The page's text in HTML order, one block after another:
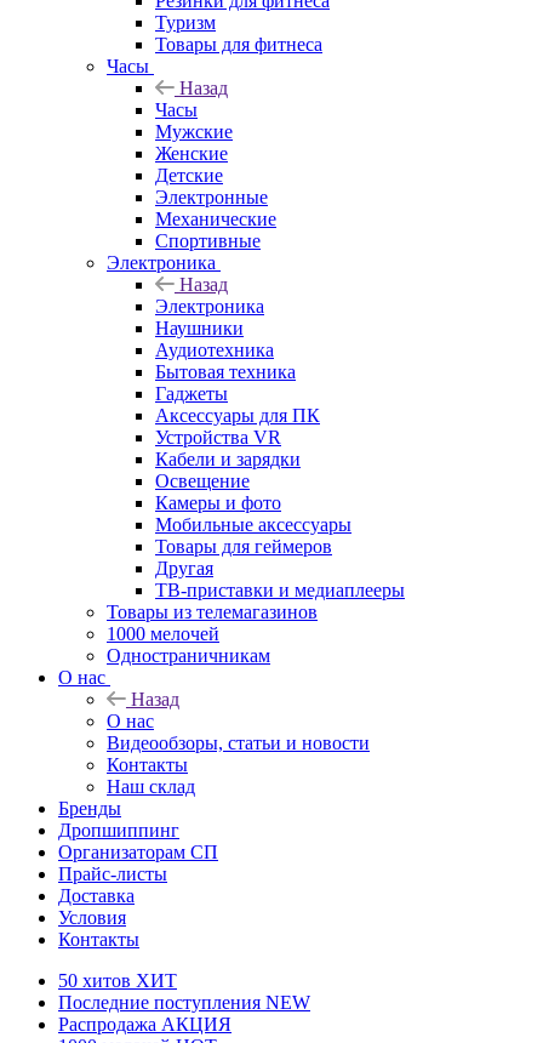
Туризм
Товары для фитнеса
Часы
Назад
Часы
Мужские
Женские
Детские
Электронные
Механические
Спортивные
Электроника
Назад
Электроника
Наушники
Аудиотехника
Бытовая техника
Гаджеты
Аксессуары для ПК
Устройства VR
Кабели и зарядки
Освещение
Камеры и фото
Мобильные аксессуары
Товары для геймеров
Другая
ТВ-приставки и медиаплееры
Товары из телемагазинов
1000 мелочей
Одностраничникам
О нас
Назад
О нас
Видеообзоры, статьи и новости
Контакты
Наш склад
Бренды
Дропшиппинг
Организаторам СП
Прайс-листы
Доставка
Условия
Контакты
50 хитов ХИТ
Последние поступления NEW
Распродажа АКЦИЯ